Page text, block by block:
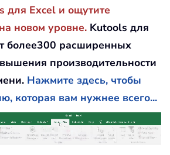
Excel и ощутите
новом уровне. Kutools для
более300 расширенных
производительности
Нажмите здесь, чтобы
которая вам нужнее всего...